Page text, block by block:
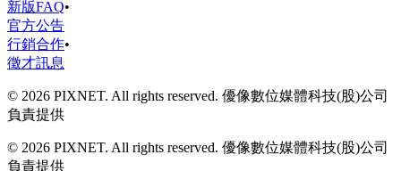
新版FAQ•
官方公告
行銷合作•
徵才訊息
© 2026 PIXNET. All rights reserved. 優像數位媒體科技(股)公司
負責提供
© 2026 PIXNET. All rights reserved. 優像數位媒體科技(股)公司
負責提供